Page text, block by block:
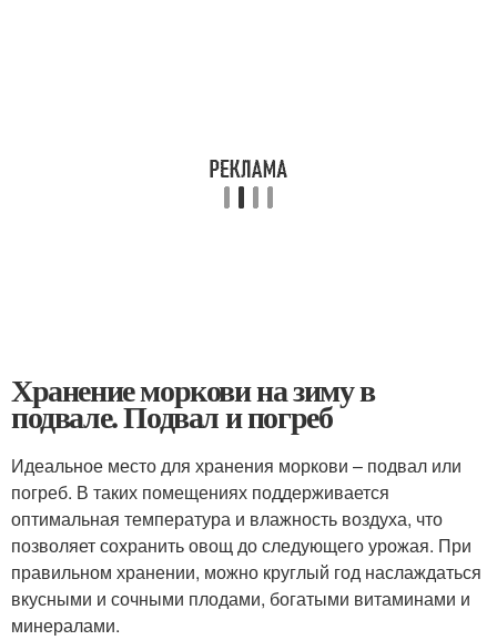
Хранение моркови на зиму в
подвале. Подвал и погреб
Идеальное место для хранения моркови – подвал или
погреб. В таких помещениях поддерживается
оптимальная температура и влажность воздуха, что
позволяет сохранить овощ до следующего урожая. При
правильном хранении, можно круглый год наслаждаться
вкусными и сочными плодами, богатыми витаминами и
минералами.